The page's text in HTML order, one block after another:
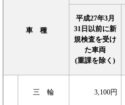
車 種
平成27年3月
31日以前に新
規検査を受け
た車両
(重課を除く)
三 輪 3,100円